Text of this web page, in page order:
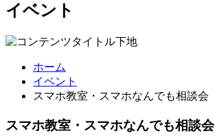
イベント
ホーム
イベント
スマホ教室・スマホなんでも相談会
スマホ教室・スマホなんでも相談会